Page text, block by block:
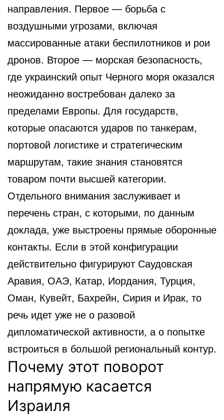
направления. Первое — борьба с
воздушными угрозами, включая
массированные атаки беспилотников и рои
дронов. Второе — морская безопасность,
где украинский опыт Черного моря оказался
неожиданно востребован далеко за
пределами Европы. Для государств,
которые опасаются ударов по танкерам,
портовой логистике и стратегическим
маршрутам, такие знания становятся
товаром почти высшей категории.
Отдельного внимания заслуживает и
перечень стран, с которыми, по данным
доклада, уже выстроены прямые оборонные
контакты. Если в этой конфигурации
действительно фигурируют Саудовская
Аравия, ОАЭ, Катар, Иордания, Турция,
Оман, Кувейт, Бахрейн, Сирия и Ирак, то
речь идет уже не о разовой
дипломатической активности, а о попытке
встроиться в большой региональный контур.
Почему этот поворот
напрямую касается
Израиля